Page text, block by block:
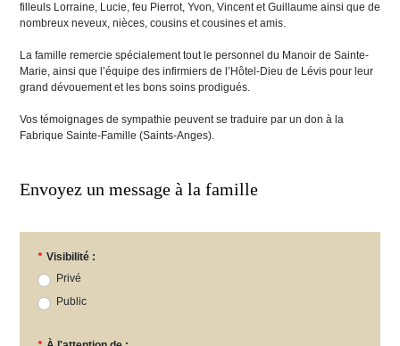
filleuls Lorraine, Lucie, feu Pierrot, Yvon, Vincent et Guillaume ainsi que de
nombreux neveux, nièces, cousins et cousines et amis.
La famille remercie spécialement tout le personnel du Manoir de Sainte-
Marie, ainsi que l’équipe des infirmiers de l’Hôtel-Dieu de Lévis pour leur
grand dévouement et les bons soins prodigués.
Vos témoignages de sympathie peuvent se traduire par un don à la
Fabrique Sainte-Famille (Saints-Anges).
Envoyez un message à la famille
* Visibilité :
Privé
Public